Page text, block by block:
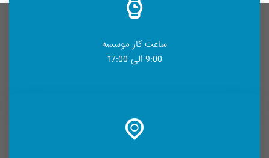
ساعت کار موسسه
9:00 الی 17:00